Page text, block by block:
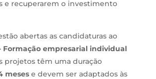
e recuperarem o investimento
abertas as candidaturas ao
Formação empresarial individual
projetos têm uma duração
mesese devem ser adaptados às